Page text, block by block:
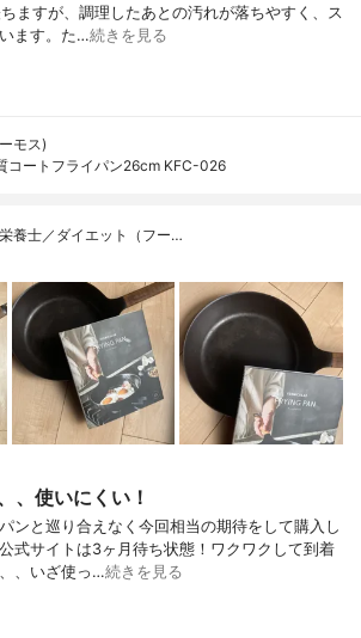
ますが、調理したあとの汚れが落ちやすく、ス
ます。た…続きを見る
モス)
コートフライパン26cm KFC-026
養士／ダイエット（フー…
、使いにくい！
ンと巡り合えなく今回相当の期待をして購入し
式サイトは3ヶ月待ち状態！ワクワクして到着
、いざ使っ…続きを見る